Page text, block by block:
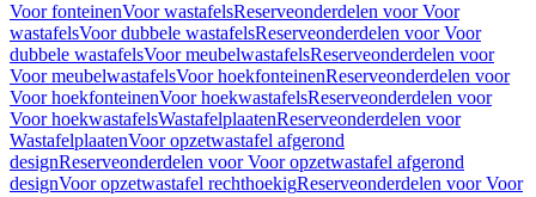
Voor fonteinenVoor wastafelsReserveonderdelen voor Voor
wastafelsVoor dubbele wastafelsReserveonderdelen voor Voor
dubbele wastafelsVoor meubelwastafelsReserveonderdelen voor
Voor meubelwastafelsVoor hoekfonteinenReserveonderdelen voor
Voor hoekfonteinenVoor hoekwastafelsReserveonderdelen voor
Voor hoekwastafelsWastafelplaatenReserveonderdelen voor
WastafelplaatenVoor opzetwastafel afgerond
designReserveonderdelen voor Voor opzetwastafel afgerond
designVoor opzetwastafel rechthoekigReserveonderdelen voor Voor